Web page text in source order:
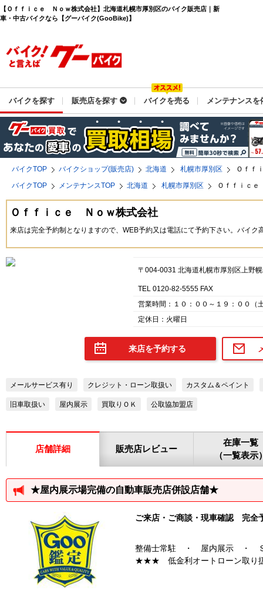
【Ｏｆｆｉｃｅ Ｎｏｗ株式会社】北海道札幌市厚別区のバイク販売店｜新
車・中古バイクなら【グーバイク(GooBike)】
バイクを探す 販売店を探す バイクを売る メンテナンスを
バイクTOP バイクショップ(販売店) 北海道 札幌市厚別区
Ｏｆｆ
バイクTOP
メンテナンスTOP 北海道 札幌市厚別区 Ｏｆｆｉｃ
Ｏｆｆｉｃｅ Ｎｏｗ株式会社
来店は完全予約制となりますので、WEB予約又は電話にて予約下さい。バイク
〒004-0031 北海道札幌市厚別区上野
TEL 0120-82-5555 FAX
営業時間：１０：００～１９：００（
定休日：火曜日
来店を予約する
メールサービス有り クレジット・ローン取扱い カスタム＆ペイント
旧車取扱い 屋内展示 買取りＯＫ 公取協加盟店
店舗詳細 販売店レビュー
在庫一覧
（一覧表示
★屋内展示場完備の自動車販売店併設店舗★
ご来店・ご商談・現車確認 完全
整備士常駐 ・ 屋内展示 ・ Ｓ
★★★ 低金利オートローン取り扱